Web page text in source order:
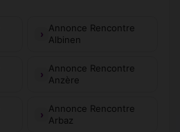
Annonce Rencontre
Albinen
Annonce Rencontre
Anzère
Annonce Rencontre
Arbaz